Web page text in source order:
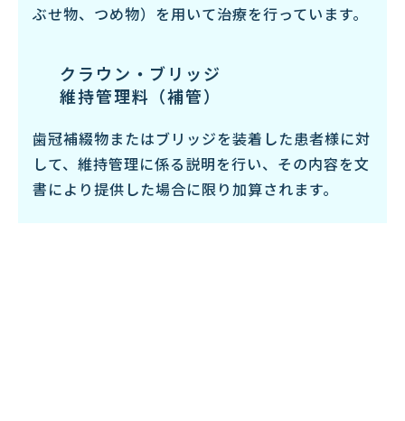
ぶせ物、つめ物）を用いて治療を行っています。
クラウン・ブリッジ
維持管理料（補管）
歯冠補綴物またはブリッジを装着した患者様に対
して、維持管理に係る説明を行い、その内容を文
書により提供した場合に限り加算されます。